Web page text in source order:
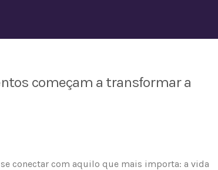
começam a transformar a
conectar com aquilo que mais importa: a vida